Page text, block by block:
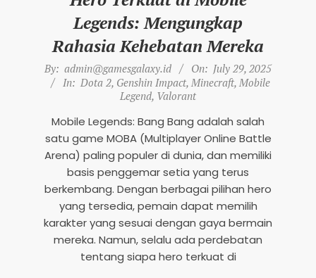
Legends: Mengungkap
Rahasia Kehebatan Mereka
2025-
07-
By: admin@gamesgalaxy.id On: July 29, 2025
In: Dota 2, Genshin Impact, Minecraft, Mobile
Legend, Valorant
Mobile Legends: Bang Bang adalah salah
satu game MOBA (Multiplayer Online Battle
Arena) paling populer di dunia, dan memiliki
basis penggemar setia yang terus
berkembang. Dengan berbagai pilihan hero
yang tersedia, pemain dapat memilih
karakter yang sesuai dengan gaya bermain
mereka. Namun, selalu ada perdebatan
tentang siapa hero terkuat di